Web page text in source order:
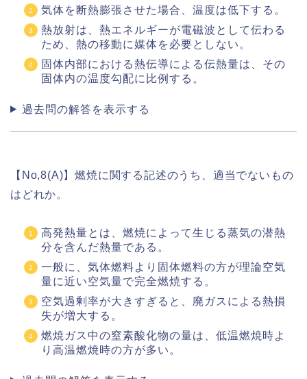
気体を断熱膨張させた場合、温度は低下する。
熱放射は、熱エネルギーが電磁波として伝わる
ため、熱の移動に媒体を必要としない。
固体内部における熱伝導による伝熱量は、その
固体内の温度勾配に比例する。
過去問の解答を表示する
【No,8(A)】燃焼に関する記述のうち、適当でないもの
はどれか。
高発熱量とは、燃焼によって生じる蒸気の潜熱
分を含んだ熱量である。
一般に、気体燃料より固体燃料の方が理論空気
量に近い空気量で完全燃焼する。
空気過剰率が大きすぎると、廃ガスによる熱損
失が増大する。
燃焼ガス中の窒素酸化物の量は、低温燃焼時よ
り高温燃焼時の方が多い。